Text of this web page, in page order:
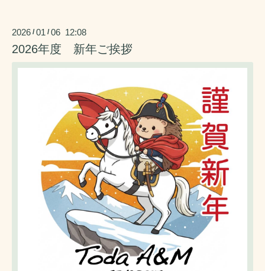
2026 /01 /06 12:08
2026年度 新年ご挨拶